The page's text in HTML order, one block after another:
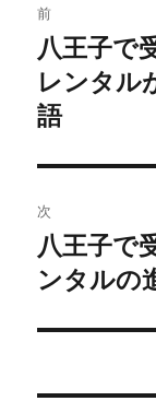
稿
ナ
ビ
ゲ
ー
シ
前
前
の
投
稿:
八王子で
レンタル
語
次
次
の
稿:
八王子で
ンタルの